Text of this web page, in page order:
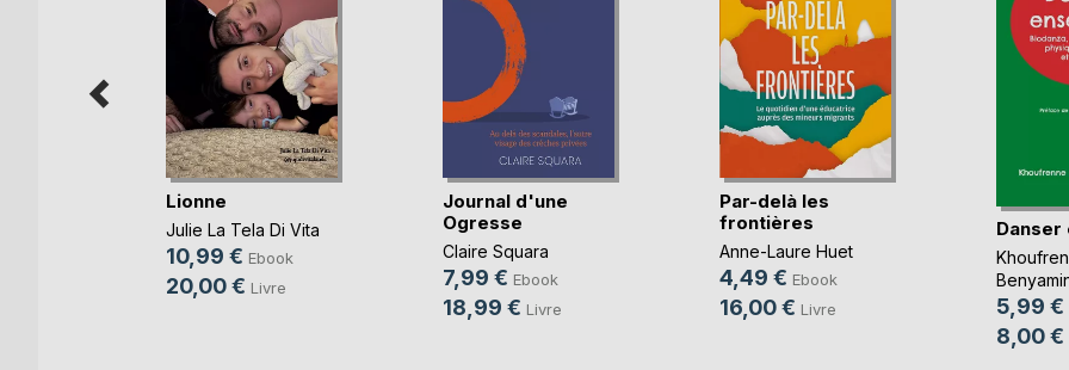
Lionne
Julie La Tela Di Vita
10,99 € Ebook
20,00 € Livre
Journal d'une
Ogresse
Claire Squara
7,99 € Ebook
18,99 € Livre
Par-delà les
frontières
Anne-Laure Huet
4,49 € Ebook
16,00 € Livre
Danser
5,99 €
8,00 €